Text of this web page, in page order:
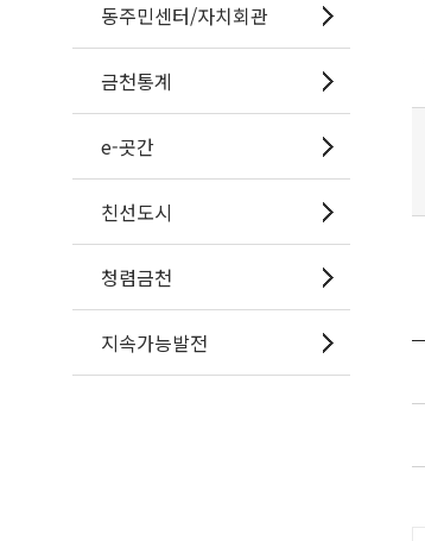
동주민센터/자치회관
금천통계
e-곳간
친선도시
청렴금천
지속가능발전